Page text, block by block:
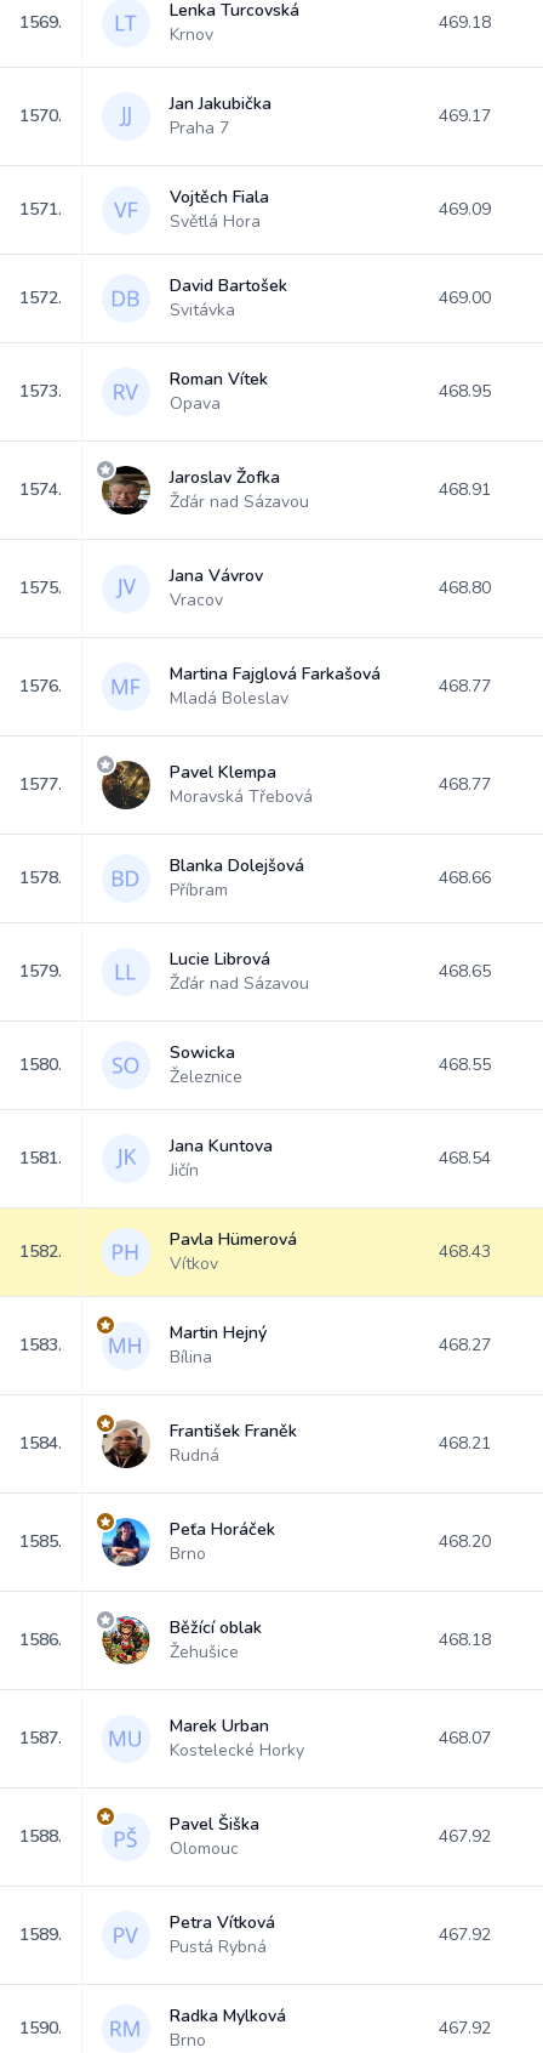
1569.
Lenka Turcovská
Krnov
469.18
1570.
Jan Jakubička
Praha 7
469.17
1571.
Vojtěch Fiala
Světlá Hora
469.09
1572.
David Bartošek
Svitávka
469.00
1573.
Roman Vítek
Opava
468.95
1574.
Jaroslav Žofka
Žďár nad Sázavou
468.91
1575.
Jana Vávrov
Vracov
468.80
1576.
Martina Fajglová Farkašová
Mladá Boleslav
468.77
1577.
Pavel Klempa
Moravská Třebová
468.77
1578.
Blanka Dolejšová
Příbram
468.66
1579.
Lucie Librová
Žďár nad Sázavou
468.65
1580.
Sowicka
Železnice
468.55
1581.
Jana Kuntova
Jičín
468.54
1582.
Pavla Hümerová
Vítkov
468.43
1583.
Martin Hejný
Bílina
468.27
1584.
František Franěk
Rudná
468.21
1585.
Peťa Horáček
Brno
468.20
1586.
Běžící oblak
Žehušice
468.18
1587.
Marek Urban
Kostelecké Horky
468.07
1588.
Pavel Šiška
Olomouc
467.92
1589.
Petra Vítková
Pustá Rybná
467.92
1590.
Radka Mylková
Brno
467.92